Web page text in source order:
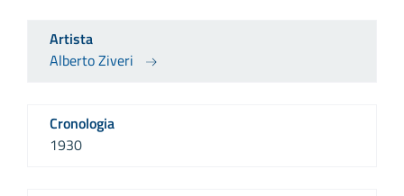
Artista
Alberto Ziveri
Cronologia
1930